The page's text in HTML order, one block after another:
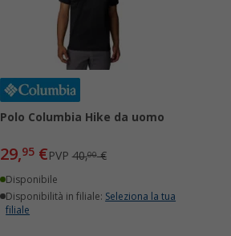
Polo Columbia Hike da uomo
29,95€PVP40,00€
Disponibile
Disponibilità in filiale: Seleziona la tua
filiale